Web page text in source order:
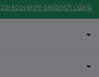
zpracovaním osobních údajů